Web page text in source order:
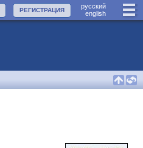
руccкий
english
РЕГИСТРАЦИЯ